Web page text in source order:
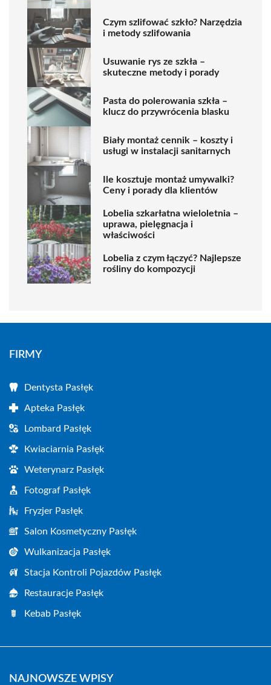
Czym szlifować szkło? Narzędzia
i metody szlifowania
Usuwanie rys ze szkła –
skuteczne metody i porady
Pasta do polerowania szkła –
klucz do przywrócenia blasku
Biały montaż cennik – koszty i
usługi w instalacji sanitarnych
Ile kosztuje montaż umywalki?
Ceny i porady dla klientów
Lobelia szkarłatna wieloletnia –
uprawa, pielęgnacja i
właściwości
Lobelia z czym łączyć? Najlepsze
rośliny do kompozycji
FIRMY
Dentysta Pasłęk
Apteka Pasłęk
Lombard Pasłęk
Kwiaciarnia Pasłęk
Weterynarz Pasłęk
Fotograf Pasłęk
Fryzjer Pasłęk
Salon Kosmetyczny Pasłęk
Wulkanizacja Pasłęk
Stacja Kontroli Pojazdów Pasłęk
Restauracje Pasłęk
Kebab Pasłęk
NAJNOWSZE WPISY